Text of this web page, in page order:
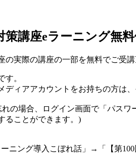
策講座eラーニング無
の実際の講座の一部を無料でご受講
す。
ディアアカウントをお持ちの方は
の場合、ログイン画面で「パス
ることができます。)
ーニング導入こぼれ話」→「【第